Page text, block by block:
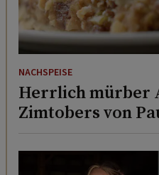
NACHSPEISE
Herrlich mürber
Zimtobers von